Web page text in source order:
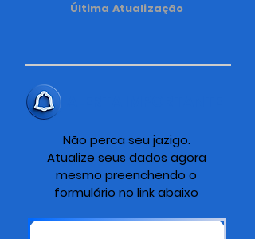
Última Atualização
Não perca seu jazigo.
Atualize seus dados agora
mesmo preenchendo o
formulário no link abaixo